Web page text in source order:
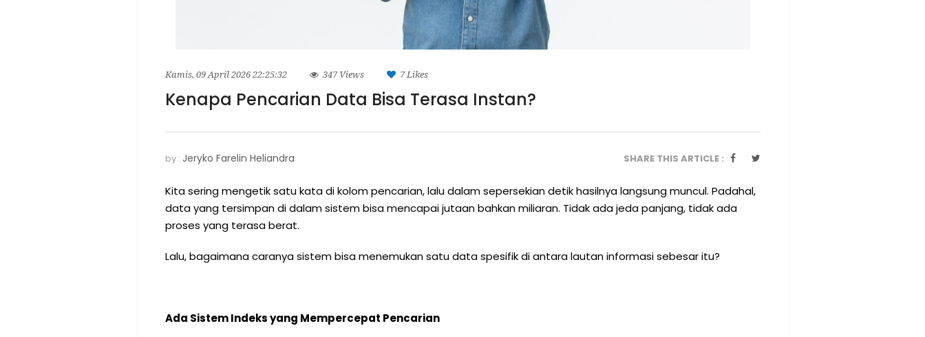
Kamis, 09 April 2026 22:25:32 347 Views 7Likes
Kenapa Pencarian Data Bisa Terasa Instan?
by : Jeryko Farelin Heliandra SHARE THIS ARTICLE :
Kita sering mengetik satu kata di kolom pencarian, lalu dalam sepersekian detik hasilnya langsung muncul. Padahal,
data yang tersimpan di dalam sistem bisa mencapai jutaan bahkan miliaran. Tidak ada jeda panjang, tidak ada
proses yang terasa berat.
Lalu, bagaimana caranya sistem bisa menemukan satu data spesifik di antara lautan informasi sebesar itu?
Ada Sistem Indeks yang Mempercepat Pencarian